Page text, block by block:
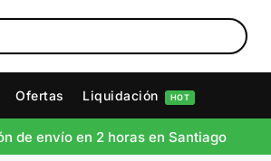
Ofertas Liquidación HOT
de envío en 2 horas en Santiago